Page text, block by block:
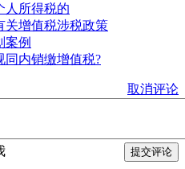
人所得税的
关增值税涉税政策
案例
同内销缴增值税?
取消评论
提交评论